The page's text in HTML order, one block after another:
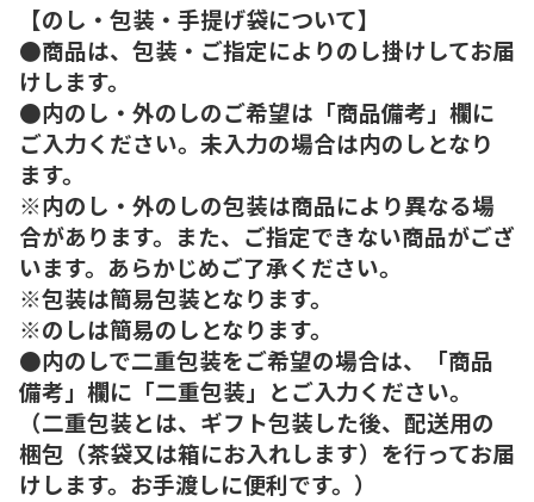
【のし・包装・手提げ袋について】
●商品は、包装・ご指定によりのし掛けしてお届
けします。
●内のし・外のしのご希望は「商品備考」欄に
ご入力ください。未入力の場合は内のしとなり
ます。
※内のし・外のしの包装は商品により異なる場
合があります。また、ご指定できない商品がござ
います。あらかじめご了承ください。
※包装は簡易包装となります。
※のしは簡易のしとなります。
●内のしで二重包装をご希望の場合は、「商品
備考」欄に「二重包装」とご入力ください。
（二重包装とは、ギフト包装した後、配送用の
梱包（茶袋又は箱にお入れします）を行ってお届
けします。お手渡しに便利です。）